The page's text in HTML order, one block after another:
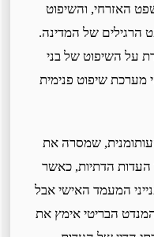
האזרחי, והשיפוט
הרגילים של המדינה.
על השיפוט של בני
שיפוט פנימית
שמסרה את
העדות הדתיות, כאשר
המעמד האישי אבל
הבריטי אימץ את